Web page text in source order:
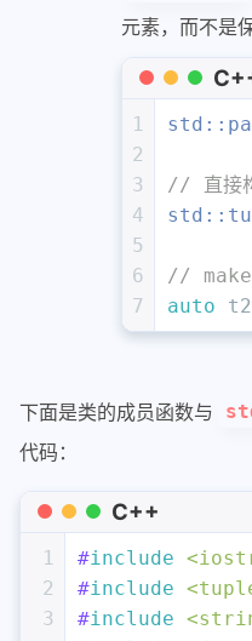
元素，而不是
1
2
3
4
5
6
7
// 直接
//
auto
下面是类的成员函数与
代码：
C++
1
2
3
#include
#include
#include